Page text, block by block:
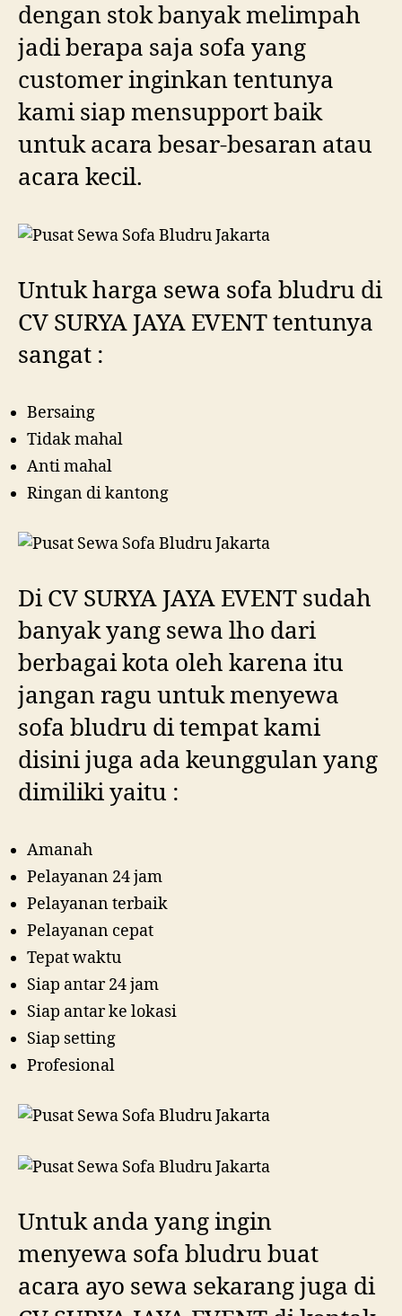
dengan stok banyak melimpah
jadi berapa saja sofa yang
customer inginkan tentunya
kami siap mensupport baik
untuk acara besar-besaran atau
acara kecil.
Untuk harga sewa sofa bludru di
CV SURYA JAYA EVENT tentunya
sangat :
Bersaing
Tidak mahal
Anti mahal
Ringan di kantong
Di CV SURYA JAYA EVENT sudah
banyak yang sewa lho dari
berbagai kota oleh karena itu
jangan ragu untuk menyewa
sofa bludru di tempat kami
disini juga ada keunggulan yang
dimiliki yaitu :
Amanah
Pelayanan 24 jam
Pelayanan terbaik
Pelayanan cepat
Tepat waktu
Siap antar 24 jam
Siap antar ke lokasi
Siap setting
Profesional
Untuk anda yang ingin
menyewa sofa bludru buat
acara ayo sewa sekarang juga di